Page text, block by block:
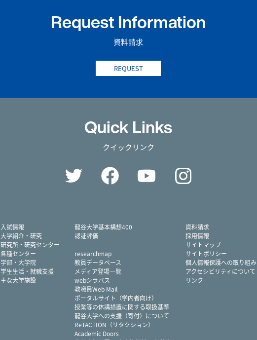
Request Information
資料請求
REQUEST
Quick Links
クイックリンク
Twitter FacebookYouTube
入試情報
大学紹介・研究
研究所・研究センター
各種センター
学部・大学院
学生生活・就職支援
主な大学施設
龍谷大学基本構想400
認証評価
researchmap
教員データベース
メディア登場一覧
webシラバス
教職員Web Mail
ポータルサイト（学内者向け）
授業等の休講措置に関する取扱基準
龍谷大学への支援（寄付）について
ReTACTION（リタクション）
Academic Doors
資料請求
採用情報
サイトマップ
サイトポリシー
個人情報保護への取り組み
アクセシビリティについて
リンク